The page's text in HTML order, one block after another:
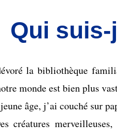
Qui suis-
la bibliothèque
monde est bien plus
âge, j’ai couché sur
créatures